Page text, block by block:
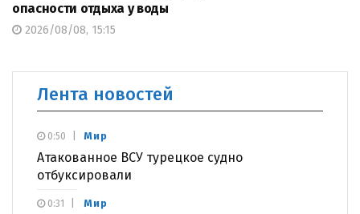
опасности отдыха у воды
2026/08/08, 15:15
Лента новостей
Мир
Атакованное ВСУ турецкое судно
отбуксировали
0:50
Мир
0:31